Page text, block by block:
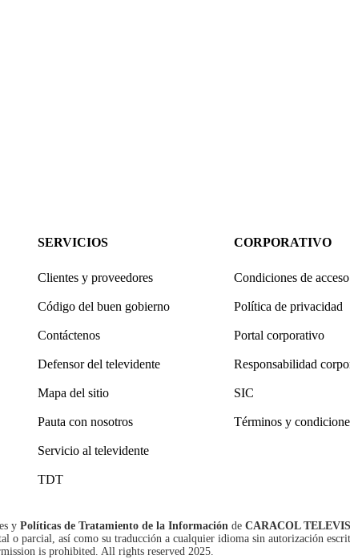
SERVICIOS
Clientes y proveedores
Código del buen gobierno
Contáctenos
Defensor del televidente
Mapa del sitio
Pauta con nosotros
Servicio al televidente
TDT
CORPORATIVO
Condiciones de
Política de privacidad
Portal corporativo
Responsabilidad
SIC
Términos y
y Políticas de Tratamiento de la Información de CARACOL
o parcial, así como su traducción a cualquier idioma sin autorización
is prohibited. All rights reserved 2025.